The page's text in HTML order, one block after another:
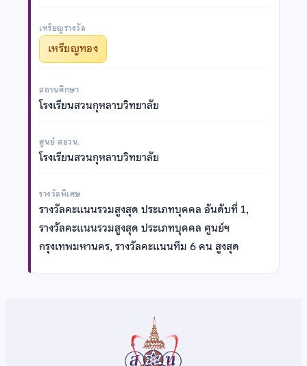
เหรียญรางวัล
เหรียญทอง
สถานศึกษา
โรงเรียนสวนกุหลาบวิทยาลัย
ศูนย์ สอวน.
โรงเรียนสวนกุหลาบวิทยาลัย
รางวัลพิเศษ
รางวัลคะแนนรวมสูงสุด ประเภทบุคคล อันดับที่ 1,
รางวัลคะแนนรวมสูงสุด ประเภทบุคคล ศูนย์ฯ
กรุงเทพมหานคร, รางวัลคะแนนทีม 6 คน สูงสุด